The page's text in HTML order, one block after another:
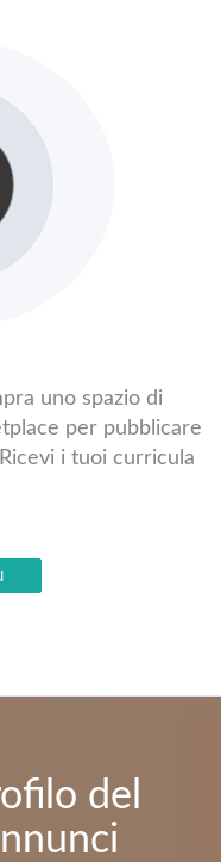
uno spazio di
per pubblicare
i tuoi curricula
del